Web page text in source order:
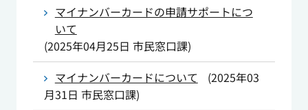
マイナンバーカードの申請サポートにつ
いて
(2025年04月25日 市民窓口課)
マイナンバーカードについて
(2025年03
月31日 市民窓口課)